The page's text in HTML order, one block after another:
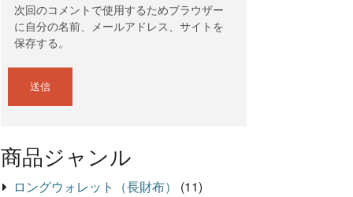
次回のコメントで使用するためブラウザー
に自分の名前、メールアドレス、サイトを
保存する。
商品ジャンル
ロングウォレット（長財布）
(11)